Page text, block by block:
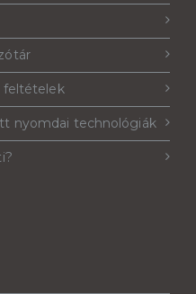
feltételek
nyomdai technológiák